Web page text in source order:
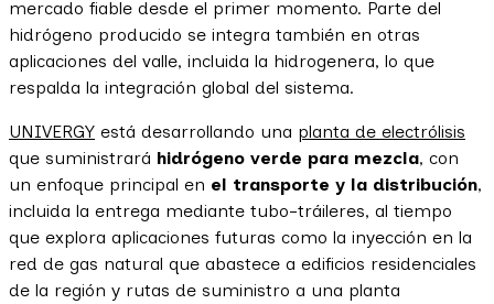
mercado fiable desde el primer momento. Parte del
hidrógeno producido se integra también en otras
aplicaciones del valle, incluida la hidrogenera, lo que
respalda la integración global del sistema.
UNIVERGY está desarrollando una planta de electrólisis
que suministrará hidrógeno verde para mezcla, con
un enfoque principal en el transporte y la distribución,
incluida la entrega mediante tubo-tráileres, al tiempo
que explora aplicaciones futuras como la inyección en la
red de gas natural que abastece a edificios residenciales
de la región y rutas de suministro a una planta